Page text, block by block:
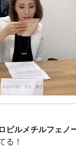
ピルメチルフェノ
る！